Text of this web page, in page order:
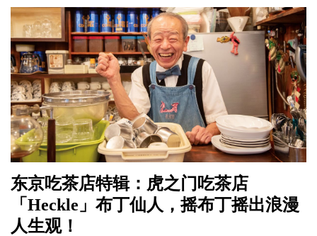
东京吃茶店特辑：虎之门吃茶店
「Heckle」布丁仙人，摇布丁摇出浪漫
人生观！